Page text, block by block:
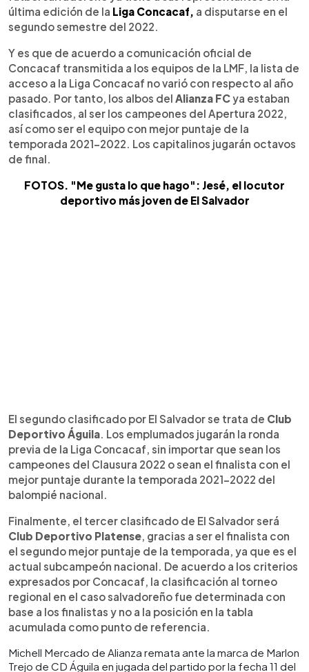
última edición de la Liga Concacaf, a disputarse en el
segundo semestre del 2022.
Y es que de acuerdo a comunicación oficial de
Concacaf transmitida a los equipos de la LMF, la lista de
acceso a la Liga Concacaf no varió con respecto al año
pasado. Por tanto, los albos del Alianza FCya estaban
clasificados, al ser los campeones del Apertura 2022,
así como ser el equipo con mejor puntaje de la
temporada 2021-2022. Los capitalinos jugarán octavos
de final.
FOTOS. "Me gusta lo que hago": Jesé, el locutor
deportivo más joven de El Salvador
El segundo clasificado por El Salvador se trata de Club
Deportivo Águila. Los emplumados jugarán la ronda
previa de la Liga Concacaf, sin importar que sean los
campeones del Clausura 2022 o sean el finalista con el
mejor puntaje durante la temporada 2021-2022 del
balompié nacional.
Finalmente, el tercer clasificado de El Salvador será
Club Deportivo Platense, gracias a ser el finalista con
el segundo mejor puntaje de la temporada, ya que es el
actual subcampeón nacional. De acuerdo a los criterios
expresados por Concacaf, la clasificación al torneo
regional en el caso salvadoreño fue determinada con
base a los finalistas y no a la posición en la tabla
acumulada como punto de referencia.
Michell Mercado de Alianza remata ante la marca de Marlon
Trejo de CD Águila en jugada del partido por la fecha 11 del